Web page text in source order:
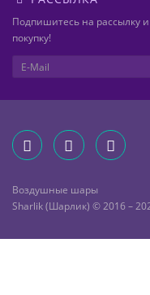
Подпишитесь на рассылку
покупку!
Воздушные шары
Sharlik (Шарлик) © 2016 –